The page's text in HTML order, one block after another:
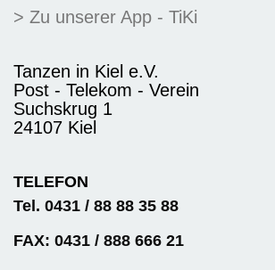
> Zu unserer App - TiKi
Tanzen in Kiel e.V.
Post - Telekom - Verein
Suchskrug 1
24107 Kiel
TELEFON
Tel. 0431 / 88 88 35 88
FAX: 0431 / 888 666 21